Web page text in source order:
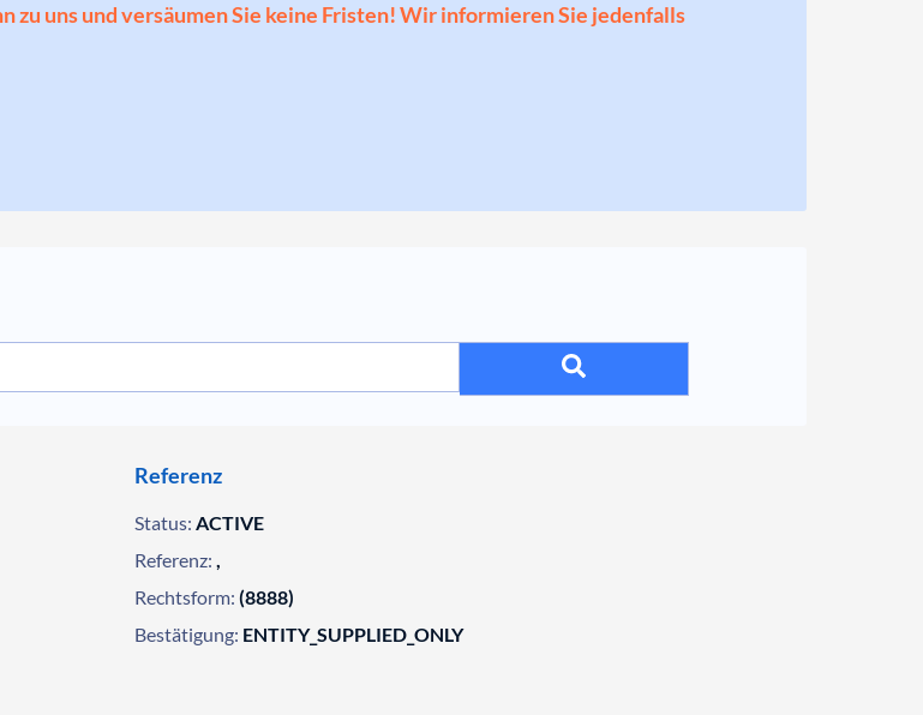
zu uns und versäumen Sie keine Fristen! Wir informieren Sie jedenfalls
Referenz
Status: ACTIVE
Referenz: ,
Rechtsform: (8888)
Bestätigung: ENTITY_SUPPLIED_ONLY